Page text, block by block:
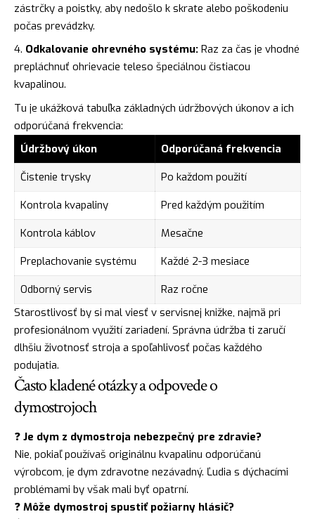
zástrčky a poistky, aby nedošlo k skrate alebo poškodeniu
počas prevádzky.
Odkalovanie ohrevného systému: Raz za čas je vhodné
prepláchnuť ohrievacie teleso špeciálnou čistiacou
kvapalinou.
Tu je ukážková tabuľka základných údržbových úkonov a ich
odporúčaná frekvencia:
Údržbový úkon
Odporúčaná frekvencia
Čistenie trysky
Po každom použití
Kontrola kvapaliny
Pred každým použitím
Kontrola káblov
Mesačne
Preplachovanie systému
Každé 2-3 mesiace
Odborný servis
Raz ročne
Starostlivosť by si mal viesť v servisnej knižke, najmä pri
profesionálnom využití zariadení. Správna údržba ti zaručí
dlhšiu životnosť stroja a spoľahlivosť počas každého
podujatia.
Často kladené otázky a odpovede o
dymostrojoch
❓ Je dym z dymostroja nebezpečný pre zdravie?
Nie, pokiaľ používaš originálnu kvapalinu odporúčanú
výrobcom, je dym zdravotne nezávadný. Ľudia s dýchacími
problémami by však mali byť opatrní.
❓ Môže dymostroj spustiť požiarny hlásič?